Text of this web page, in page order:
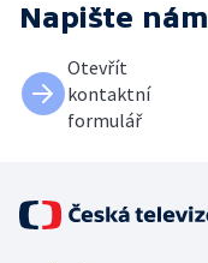
Napište nám
Otevřít
kontaktní
formulář